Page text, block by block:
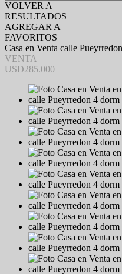
VOLVER A
RESULTADOS
AGREGAR A
FAVORITOS
Casa en Venta calle
VENTA
USD285.000